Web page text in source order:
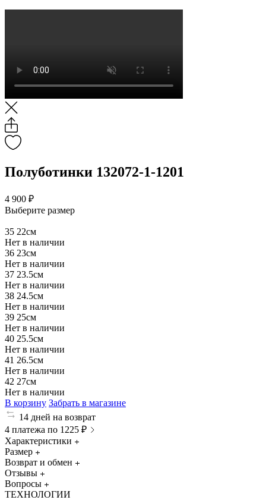
Полуботинки 132072-1-1201
4 900 ₽
Выберите размер
35 22см
Нет в наличии
36 23см
Нет в наличии
37 23.5см
Нет в наличии
38 24.5см
Нет в наличии
39 25см
Нет в наличии
40 25.5см
Нет в наличии
41 26.5см
Нет в наличии
42 27см
Нет в наличии
В корзину Забрать в магазине
14 дней на возврат
4 платежа по 1225 ₽
Характеристики
Размер
Возврат и обмен
Отзывы
Вопросы
ТЕХНОЛОГИИ